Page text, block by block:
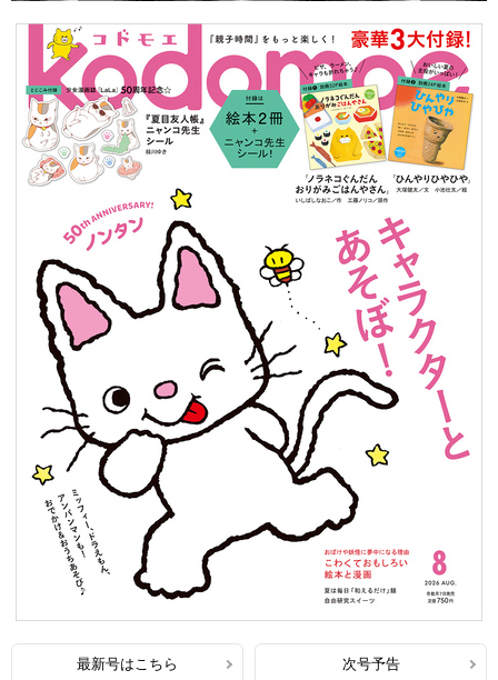
最新号はこちら 次号予告